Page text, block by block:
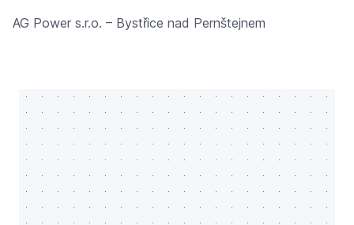
AG Power s.r.o. – Bystřice nad Pernštejnem